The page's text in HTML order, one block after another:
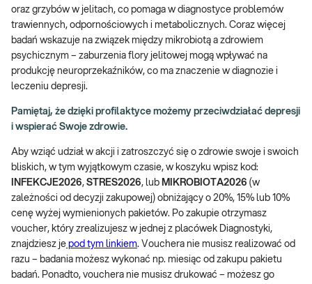
oraz grzybów w jelitach, co pomaga w diagnostyce problemów
trawiennych, odpornościowych i metabolicznych. Coraz więcej
badań wskazuje na związek między mikrobiotą a zdrowiem
psychicznym – zaburzenia flory jelitowej mogą wpływać na
produkcję neuroprzekaźników, co ma znaczenie w diagnozie i
leczeniu depresji.
Pamiętaj, że dzięki profilaktyce możemy przeciwdziałać depresji
i wspierać Swoje zdrowie.
Aby wziąć udział w akcji i zatroszczyć się o zdrowie swoje i swoich
bliskich, w tym wyjątkowym czasie, w koszyku wpisz kod:
INFEKCJE2026, STRES2026, lub MIKROBIOTA2026 (w
zależności od decyzji zakupowej) obniżający o 20%, 15% lub 10%
cenę wyżej wymienionych pakietów. Po zakupie otrzymasz
voucher, który zrealizujesz w jednej z placówek Diagnostyki,
znajdziesz je pod tym linkiem. Vouchera nie musisz realizować od
razu – badania możesz wykonać np. miesiąc od zakupu pakietu
badań. Ponadto, vouchera nie musisz drukować – możesz go